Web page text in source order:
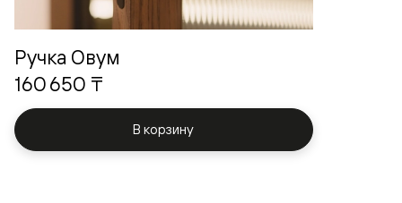
Ручка Овум
160 650 ₸
В корзину